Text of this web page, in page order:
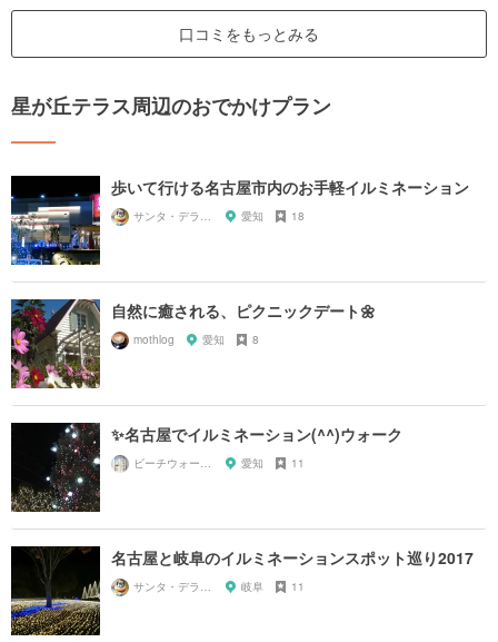
口コミをもっとみる
星が丘テラス周辺のおでかけプラン
歩いて行ける名古屋市内のお手軽イルミネーション
愛知 18
自然に癒される、ピクニックデート🌼
mothlog 愛知 8
✨名古屋でイルミネーション(^^)ウォーク
愛知 11
名古屋と岐阜のイルミネーションスポット巡り2017
岐阜 11